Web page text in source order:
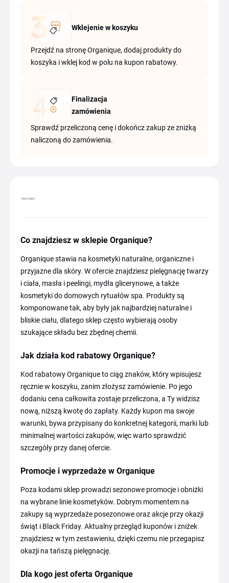
Wklejenie w koszyku
Przejdź na stronę Organique, dodaj produkty do
koszyka i wklej kod w polu na kupon rabatowy.
Finalizacja
zamówienia
Sprawdź przeliczoną cenę i dokończ zakup ze zniżką
naliczoną do zamówienia.
Co znajdziesz w sklepie Organique?
Organique stawia na kosmetyki naturalne, organiczne i
przyjazne dla skóry. W ofercie znajdziesz pielęgnację twarzy
i ciała, masła i peelingi, mydła glicerynowe, a także
kosmetyki do domowych rytuałów spa. Produkty są
komponowane tak, aby były jak najbardziej naturalne i
bliskie ciału, dlatego sklep często wybierają osoby
szukające składu bez zbędnej chemii.
Jak działa kod rabatowy Organique?
Kod rabatowy Organique to ciąg znaków, który wpisujesz
ręcznie w koszyku, zanim złożysz zamówienie. Po jego
dodaniu cena całkowita zostaje przeliczona, a Ty widzisz
nową, niższą kwotę do zapłaty. Każdy kupon ma swoje
warunki, bywa przypisany do konkretnej kategorii, marki lub
minimalnej wartości zakupów, więc warto sprawdzić
szczegóły przy danej ofercie.
Promocje i wyprzedaże w Organique
Poza kodami sklep prowadzi sezonowe promocje i obniżki
na wybrane linie kosmetyków. Dobrym momentem na
zakupy są wyprzedaże posezonowe oraz akcje przy okazji
świąt i Black Friday. Aktualny przegląd kuponów i zniżek
znajdziesz w tym zestawieniu, dzięki czemu nie przegapisz
okazji na tańszą pielęgnację.
Dla kogo jest oferta Organique